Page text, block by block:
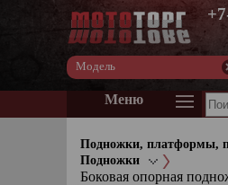
Модель
Меню
Подножки, платформы,
Подножки
Боковая опорная